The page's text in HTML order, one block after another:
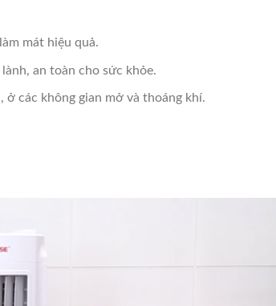
mát hiệu quả.
an toàn cho sức khỏe.
các không gian mở và thoáng khí.